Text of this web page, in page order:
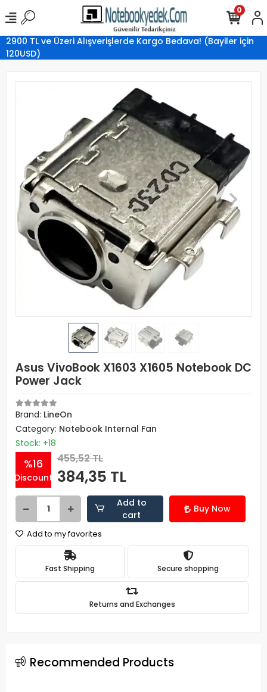
2900 TL ve Üzeri Alışverişlerde Kargo Bedava! (Bayiler için
120USD)
0
Asus VivoBook X1603 X1605 Notebook DC
Power Jack
Brand: LineOn
Category: Notebook Internal Fan
Stock: +18
%16
Discount
455,52 TL
384,35 TL
Add to
cart
Buy Now
Add to my favorites
Fast Shipping Secure shopping
Returns and Exchanges
Recommended Products